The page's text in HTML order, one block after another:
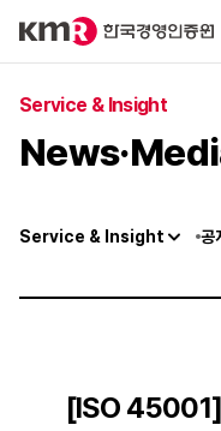
Service & Insight
Service & Insight 공
[ISO 45001]